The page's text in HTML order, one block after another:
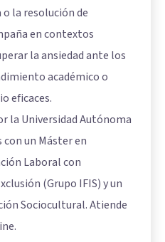
la resolución de
en contextos
la ansiedad ante los
académico o
eficaces.
la Universidad Autónoma
con un Máster en
Laboral con
(Grupo IFIS) y un
Sociocultural. Atiende